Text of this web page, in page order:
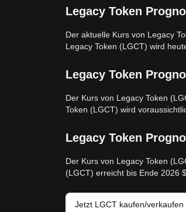
Legacy Token
Der aktuelle Kurs von Legacy
Legacy Token (LGCT) wird
Legacy Token
Der Kurs von Legacy Token
Token (LGCT) wird
Legacy Token
Der Kurs von Legacy Token
(LGCT) erreicht bis Ende 2026
Jetzt LGCT kaufen/verkaufen